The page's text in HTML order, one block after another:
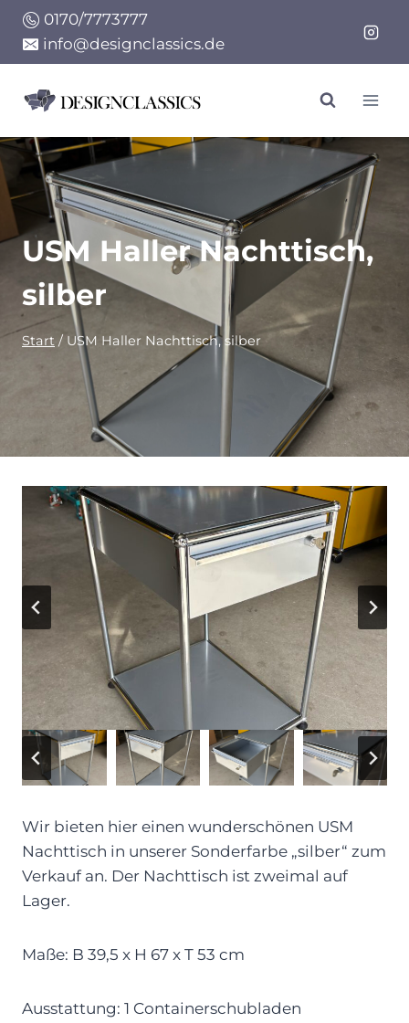
Zum
Inhalt
springen
0170/7773777
info@designclassics.de
USM Haller Nachttisch,
silber
Start / USM Haller Nachttisch, silber
Wir bieten hier einen wunderschönen USM
Nachttisch in unserer Sonderfarbe „silber“ zum
Verkauf an. Der Nachttisch ist zweimal auf
Lager.
Maße: B 39,5 x H 67 x T 53 cm
Ausstattung: 1 Containerschubladen